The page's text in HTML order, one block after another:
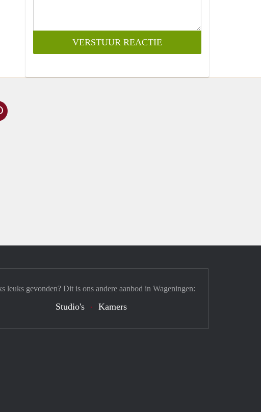
leuks gevonden? Dit is ons andere aanbod in Wageningen:
Studio's Kamers